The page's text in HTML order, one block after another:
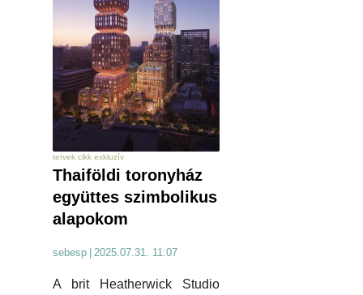
tervek cikk exkluzív
Thaiföldi toronyház
együttes szimbolikus
alapokom
sebesp 2025.07.31. 11:07
A brit Heatherwick Studio